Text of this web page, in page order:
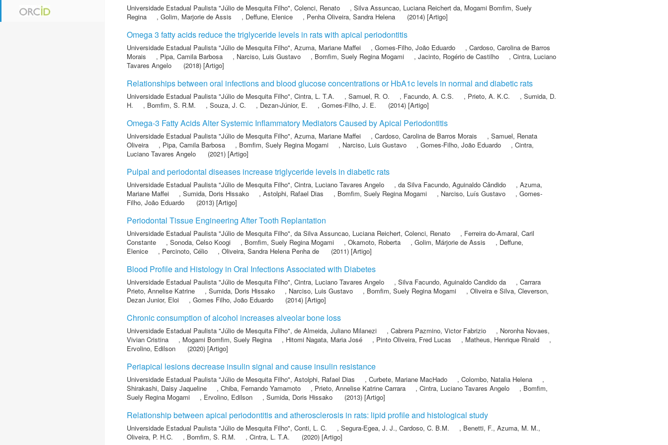
Universidade Estadual Paulista "Júlio de Mesquita Filho", Colenci, Renato , Silva Assuncao, Luciana Reichert da, Mogami Bomfim, Suely
Regina
, Golim, Marjorie de Assis , Deffune, Elenice , Penha Oliveira, Sandra Helena (2014) [Artigo]
Omega 3 fatty acids reduce the triglyceride levels in rats with apical periodontitis
Universidade Estadual Paulista "Júlio de Mesquita Filho", Azuma, Mariane Maffei , Gomes-Filho, João Eduardo , Cardoso, Carolina de Barros
Morais
, Pipa, Camila Barbosa , Narciso, Luis Gustavo , Bomfim, Suely Regina Mogami , Jacinto, Rogério de Castilho , Cintra, Luciano
Tavares Angelo
(2018) [Artigo]
Relationships between oral infections and blood glucose concentrations or HbA1c levels in normal and diabetic rats
Universidade Estadual Paulista "Júlio de Mesquita Filho", Cintra, L. T.A. , Samuel, R. O. , Facundo, A. C.S. , Prieto, A. K.C. , Sumida, D.
H.
, Bomfim, S. R.M. , Souza, J. C. , Dezan-Júnior, E. , Gomes-Filho, J. E. (2014) [Artigo]
Omega-3 Fatty Acids Alter Systemic Inflammatory Mediators Caused by Apical Periodontitis
Universidade Estadual Paulista "Júlio de Mesquita Filho", Azuma, Mariane Maffei , Cardoso, Carolina de Barros Morais , Samuel, Renata
Oliveira
, Pipa, Camila Barbosa , Bomfim, Suely Regina Mogami , Narciso, Luis Gustavo , Gomes-Filho, João Eduardo , Cintra,
Luciano Tavares Angelo
(2021) [Artigo]
Pulpal and periodontal diseases increase triglyceride levels in diabetic rats
Universidade Estadual Paulista "Júlio de Mesquita Filho", Cintra, Luciano Tavares Angelo , da Silva Facundo, Aguinaldo Cândido , Azuma,
Mariane Maffei
, Sumida, Doris Hissako , Astolphi, Rafael Dias , Bomfim, Suely Regina Mogami , Narciso, Luís Gustavo , Gomes-
Filho, João Eduardo
(2013) [Artigo]
Periodontal Tissue Engineering After Tooth Replantation
Universidade Estadual Paulista "Júlio de Mesquita Filho", da Silva Assuncao, Luciana Reichert, Colenci, Renato , Ferreira do-Amaral, Caril
Constante
, Sonoda, Celso Koogi , Bomfim, Suely Regina Mogami , Okamoto, Roberta , Golim, Márjorie de Assis , Deffune,
Elenice
, Percinoto, Célio , Oliveira, Sandra Helena Penha de (2011) [Artigo]
Blood Profile and Histology in Oral Infections Associated with Diabetes
Universidade Estadual Paulista "Júlio de Mesquita Filho", Cintra, Luciano Tavares Angelo , Silva Facundo, Aguinaldo Candido da , Carrara
Prieto, Annelise Katrine
, Sumida, Doris Hissako , Narciso, Luis Gustavo , Bomfim, Suely Regina Mogami , Oliveira e Silva, Cleverson,
Dezan Junior, Eloi
, Gomes Filho, João Eduardo (2014) [Artigo]
Chronic consumption of alcohol increases alveolar bone loss
Universidade Estadual Paulista "Júlio de Mesquita Filho", de Almeida, Juliano Milanezi , Cabrera Pazmino, Victor Fabrizio , Noronha Novaes,
Vivian Cristina
, Mogami Bomfim, Suely Regina , Hitomi Nagata, Maria José , Pinto Oliveira, Fred Lucas , Matheus, Henrique Rinald
,
Ervolino, Edilson
(2020) [Artigo]
Periapical lesions decrease insulin signal and cause insulin resistance
Universidade Estadual Paulista "Júlio de Mesquita Filho", Astolphi, Rafael Dias , Curbete, Mariane MacHado , Colombo, Natalia Helena
,
Shirakashi, Daisy Jaqueline
, Chiba, Fernando Yamamoto , Prieto, Annelise Katrine Carrara , Cintra, Luciano Tavares Angelo , Bomfim,
Suely Regina Mogami
, Ervolino, Edilson , Sumida, Doris Hissako (2013) [Artigo]
Relationship between apical periodontitis and atherosclerosis in rats: lipid profile and histological study
Universidade Estadual Paulista "Júlio de Mesquita Filho", Conti, L. C. , Segura-Egea, J. J., Cardoso, C. B.M. , Benetti, F., Azuma, M. M.,
Oliveira, P. H.C.
, Bomfim, S. R.M. , Cintra, L. T.A. (2020) [Artigo]